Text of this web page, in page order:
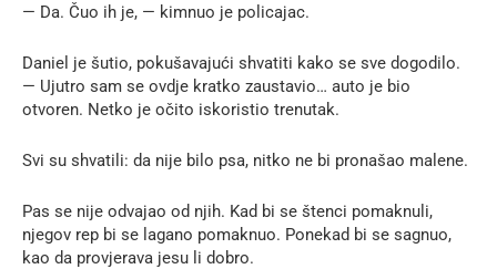
— Da. Čuo ih je, — kimnuo je policajac.
Daniel je šutio, pokušavajući shvatiti kako se sve dogodilo.
— Ujutro sam se ovdje kratko zaustavio… auto je bio
otvoren. Netko je očito iskoristio trenutak.
Svi su shvatili: da nije bilo psa, nitko ne bi pronašao malene.
Pas se nije odvajao od njih. Kad bi se štenci pomaknuli,
njegov rep bi se lagano pomaknuo. Ponekad bi se sagnuo,
kao da provjerava jesu li dobro.